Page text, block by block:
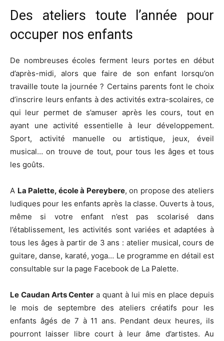
Des ateliers toute l’année pour
occuper nos enfants
De nombreuses écoles ferment leurs portes en début
d’après-midi, alors que faire de son enfant lorsqu’on
travaille toute la journée ? Certains parents font le choix
d’inscrire leurs enfants à des activités extra-scolaires, ce
qui leur permet de s’amuser après les cours, tout en
ayant une activité essentielle à leur développement.
Sport, activité manuelle ou artistique, jeux, éveil
musical… on trouve de tout, pour tous les âges et tous
les goûts.
A La Palette, école à Pereybere, on propose des ateliers
ludiques pour les enfants après la classe. Ouverts à tous,
même si votre enfant n’est pas scolarisé dans
l’établissement, les activités sont variées et adaptées à
tous les âges à partir de 3 ans : atelier musical, cours de
guitare, danse, karaté, yoga… Le programme en détail est
consultable sur la page Facebook de La Palette.
Le Caudan Arts Center a quant à lui mis en place depuis
le mois de septembre des ateliers créatifs pour les
enfants âgés de 7 à 11 ans. Pendant deux heures, ils
pourront laisser libre court à leur âme d’artistes. Au